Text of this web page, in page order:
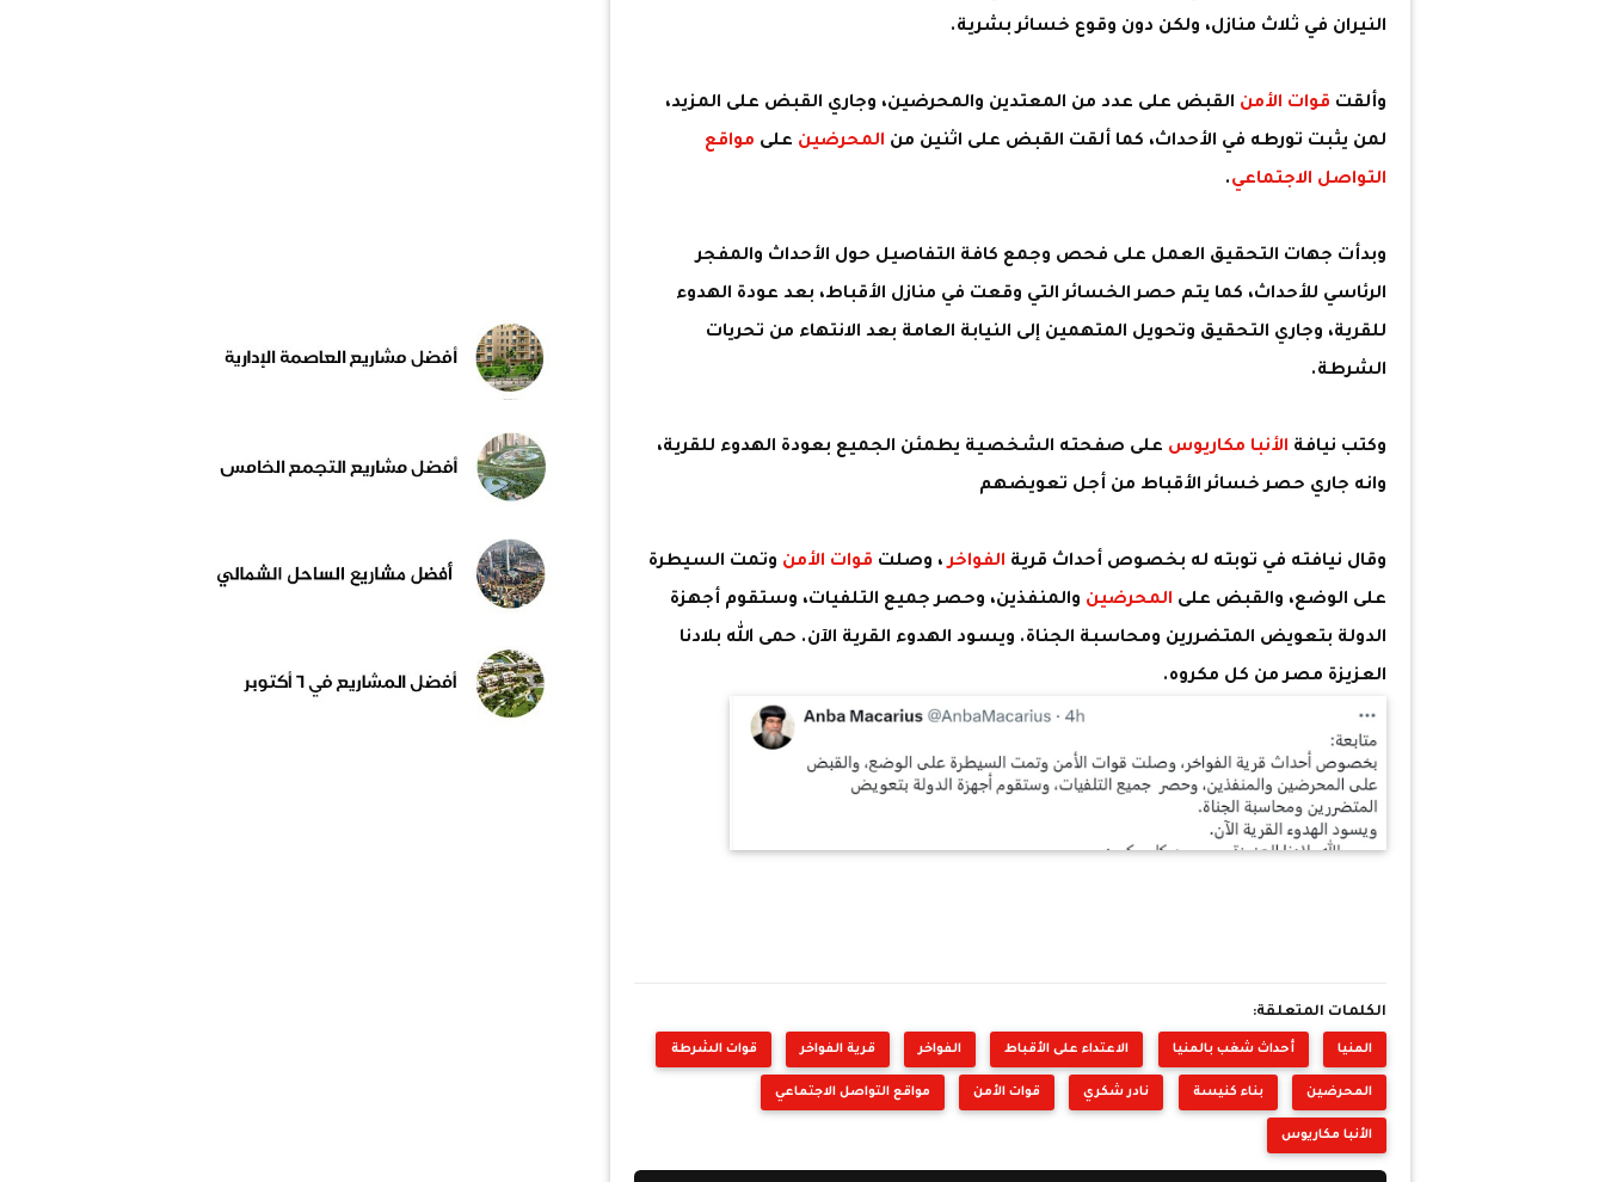
النيران في ثلاث منازل، ولكن دون وقوع خسائر بشرية.
وألقت قوات الأمن القبض على عدد من المعتدين والمحرضين، وجاري القبض على المزيد،
لمن يثبت تورطه في الأحداث، كما ألقت القبض على اثنين من المحرضين على مواقع
التواصل الاجتماعي.
وبدأت جهات التحقيق العمل على فحص وجمع كافة التفاصيل حول الأحداث والمفجر
الرئاسي للأحداث، كما يتم حصر الخسائر التي وقعت في منازل الأقباط، بعد عودة الهدوء
للقرية، وجاري التحقيق وتحويل المتهمين إلى النيابة العامة بعد الانتهاء من تحريات
الشرطة.
وكتب نيافة الأنبا مكاريوس على صفحته الشخصية يطمئن الجميع بعودة الهدوء للقرية،
وانه جاري حصر خسائر الأقباط من أجل تعويضهم
وقال نيافته في توبته له بخصوص أحداث قرية الفواخر، وصلت قوات الأمن وتمت السيطرة
على الوضع، والقبض على المحرضين والمنفذين، وحصر جميع التلفيات، وستقوم أجهزة
الدولة بتعويض المتضررين ومحاسبة الجناة. ويسود الهدوء القرية الآن. حمى الله بلادنا
العزيزة مصر من كل مكروه.
الكلمات المتعلقة:
المنيا أحداث شغب بالمنيا الاعتداء على الأقباط الفواخر قرية الفواخر قوات الشرطة
المحرضين بناء كنيسة نادر شكري قوات الأمن مواقع التواصل الاجتماعي
الأنبا مكاريوس